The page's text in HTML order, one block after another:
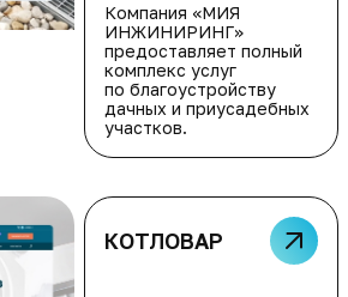
Компания «МИЯ
ИНЖИНИРИНГ»
предоставляет полный
комплекс услуг
по благоустройству
дачных и приусадебных
участков.
КОТЛОВАР